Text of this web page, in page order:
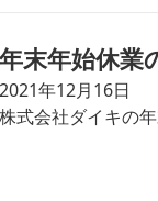
年末年始休業
2021年12月16日
株式会社ダイキの